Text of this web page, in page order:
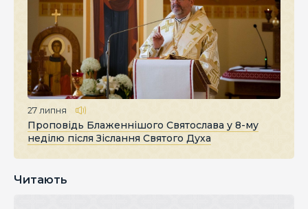
27 липня
Проповідь Блаженнішого Святослава у 8-му
неділю після Зіслання Святого Духа
Читають